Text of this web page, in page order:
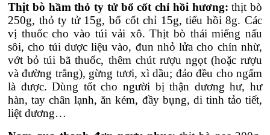
Thịt bò hầm thỏ ty tử bổ cốt chỉ hồi hương: thịt bò
250g, thỏ ty tử 15g, bổ cốt chỉ 15g, tiểu hồi 8g. Các
vị thuốc cho vào túi vải xô. Thịt bò thái miếng nấu
sôi, cho túi dược liệu vào, đun nhỏ lửa cho chín nhừ,
vớt bỏ túi bã thuốc, thêm chút rượu ngọt (hoặc rượu
và đường trắng), gừng tươi, xì dầu; đảo đều cho ngấm
là được. Dùng tốt cho người bị thận dương hư, hư
hàn, tay chân lạnh, ăn kém, đầy bụng, di tinh tảo tiết,
liệt dương…